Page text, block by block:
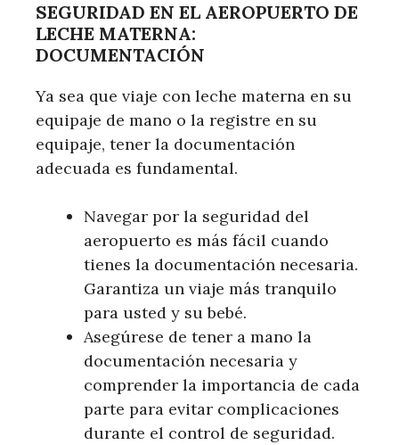
SEGURIDAD EN EL AEROPUERTO DE
LECHE MATERNA:
DOCUMENTACIÓN
Ya sea que viaje con leche materna en su
equipaje de mano o la registre en su
equipaje, tener la documentación
adecuada es fundamental.
Navegar por la seguridad del
aeropuerto es más fácil cuando
tienes la documentación necesaria.
Garantiza un viaje más tranquilo
para usted y su bebé.
Asegúrese de tener a mano la
documentación necesaria y
comprender la importancia de cada
parte para evitar complicaciones
durante el control de seguridad.